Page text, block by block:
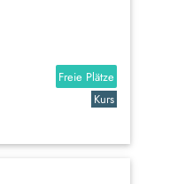
Freie Plätze
Kurs